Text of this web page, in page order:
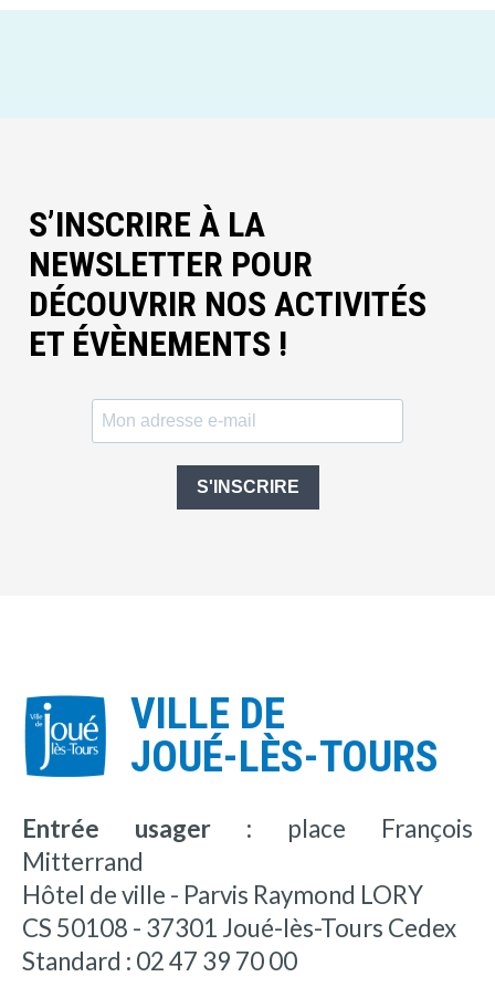
S’INSCRIRE À LA
NEWSLETTER POUR
DÉCOUVRIR NOS ACTIVITÉS
ET ÉVÈNEMENTS !
S'INSCRIRE
VILLE DE
JOUÉ-LÈS-TOURS
Entrée usager : place François
Mitterrand
Hôtel de ville - Parvis Raymond LORY
CS 50108 - 37301 Joué-lès-Tours Cedex
Standard : 02 47 39 70 00